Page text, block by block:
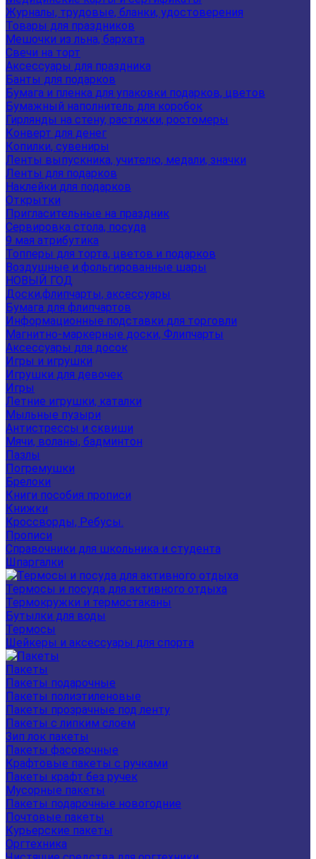
Журналы, трудовые, бланки, удостоверения
Товары для праздников
Мешочки из льна, бархата
Свечи на торт
Аксессуары для праздника
Банты для подарков
Бумага и пленка для упаковки подарков, цветов
Бумажный наполнитель для коробок
Гирлянды на стену, растяжки, ростомеры
Конверт для денег
Копилки, сувениры
Ленты выпускника, учителю, медали, значки
Ленты для подарков
Наклейки для подарков
Открытки
Пригласительные на праздник
Сервировка стола, посуда
9 мая атрибутика
Топперы для торта, цветов и подарков
Воздушные и фольгированные шары
НОВЫЙ ГОД
Доски,флипчарты, аксессуары
Бумага для флипчартов
Информационные подставки для торговли
Магнитно-маркерные доски, Флипчарты
Аксессуары для досок
Игры и игрушки
Игрушки для девочек
Игры
Летние игрушки, каталки
Мыльные пузыри
Антистрессы и сквиши
Мячи, воланы, бадминтон
Пазлы
Погремушки
Брелоки
Книги пособия прописи
Книжки
Кроссворды, Ребусы.
Прописи
Справочники для школьника и студента
Шпаргалки
Термосы и посуда для активного отдыха
Термокружки и термостаканы
Бутылки для воды
Термосы
Шейкеры и аксессуары для спорта
Пакеты
Пакеты подарочные
Пакеты полиэтиленовые
Пакеты прозрачные под ленту
Пакеты с липким слоем
Зип лок пакеты
Пакеты фасовочные
Крафтовые пакеты с ручками
Пакеты крафт без ручек
Мусорные пакеты
Пакеты подарочные новогодние
Почтовые пакеты
Курьерские пакеты
Оргтехника